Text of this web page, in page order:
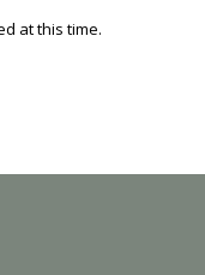
at this time.